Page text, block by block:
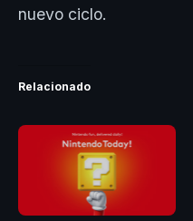
nuevo ciclo.
Relacionado